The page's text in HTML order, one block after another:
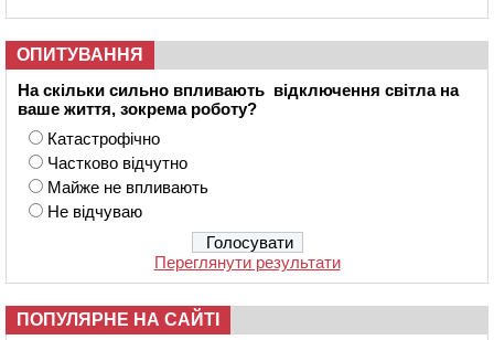
ОПИТУВАННЯ
На скільки сильно впливають відключення світла на
ваше життя, зокрема роботу?
Катастрофічно
Частково відчутно
Майже не впливають
Не відчуваю
Переглянути результати
ПОПУЛЯРНЕ НА САЙТІ